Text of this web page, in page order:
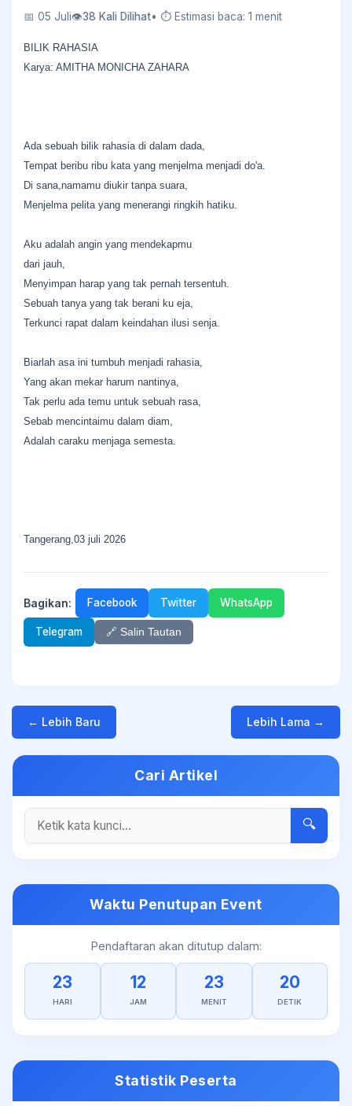
📅 05 Juli👁38 Kali Dilihat• ⏱ Estimasi baca: 1 menit
BILIK RAHASIA
Karya: AMITHA MONICHA ZAHARA
Ada sebuah bilik rahasia di dalam dada,
Tempat beribu ribu kata yang menjelma menjadi do'a.
Di sana,namamu diukir tanpa suara,
Menjelma pelita yang menerangi ringkih hatiku.
Aku adalah angin yang mendekapmu
dari jauh,
Menyimpan harap yang tak pernah tersentuh.
Sebuah tanya yang tak berani ku eja,
Terkunci rapat dalam keindahan ilusi senja.
Biarlah asa ini tumbuh menjadi rahasia,
Yang akan mekar harum nantinya,
Tak perlu ada temu untuk sebuah rasa,
Sebab mencintaimu dalam diam,
Adalah caraku menjaga semesta.
Tangerang,03 juli 2026
Bagikan: Facebook Twitter WhatsApp
Telegram 🔗 Salin Tautan
← Lebih Baru Lebih Lama →
Cari Artikel
🔍
Waktu Penutupan Event
Pendaftaran akan ditutup dalam:
23
HARI
12
JAM
23
MENIT
20
DETIK
Statistik Peserta